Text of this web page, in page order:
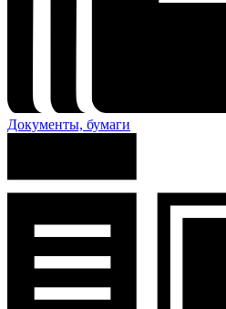
Документы, бумаги